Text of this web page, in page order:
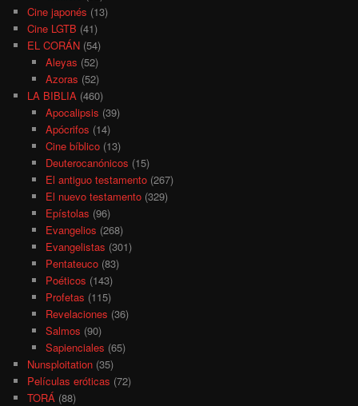
Cine japonés (13)
Cine LGTB (41)
EL CORÁN (54)
Aleyas (52)
Azoras (52)
LA BIBLIA (460)
Apocalipsis (39)
Apócrifos (14)
Cine bíblico(13)
Deuterocanónicos (15)
El antiguo testamento(267)
El nuevo testamento(329)
Epístolas (96)
Evangelios (268)
Evangelistas (301)
Pentateuco(83)
Poéticos (143)
Profetas (115)
Revelaciones (36)
Salmos (90)
Sapienciales (65)
Nunsploitation (35)
Películas eróticas (72)
TORÁ (88)